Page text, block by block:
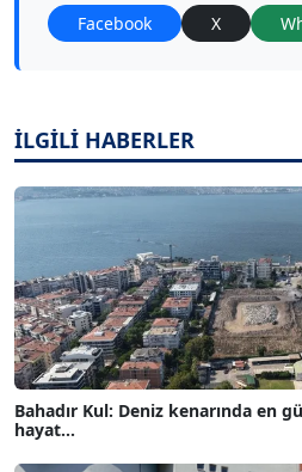
Facebook X
İLGİLİ HABERLER
Bahadır Kul: Deniz kenarında en
hayat...